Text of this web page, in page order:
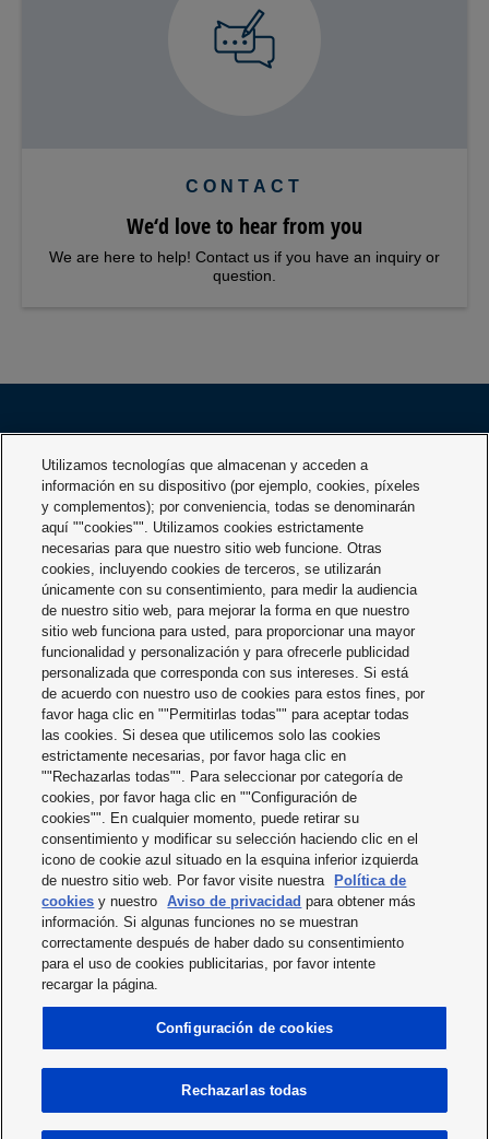
CONTACT
We‘d love to hear from you
We are here to help! Contact us if you have an inquiry or
question.
PRODUCTOS INDUSTRIES
EMPRESA SERVICIO
DESCARGAS CONTACTO
Términos y condiciones
Aviso legal
Aviso de Privacidad
Política de Cookies
Declaración sobre la Esclavitud Moderna
Condiciones del servicio
Utilizamos tecnologías que almacenan y acceden a
información en su dispositivo (por ejemplo, cookies, píxeles
y complementos); por conveniencia, todas se denominarán
aquí ""cookies"". Utilizamos cookies estrictamente
necesarias para que nuestro sitio web funcione. Otras
cookies, incluyendo cookies de terceros, se utilizarán
únicamente con su consentimiento, para medir la audiencia
de nuestro sitio web, para mejorar la forma en que nuestro
sitio web funciona para usted, para proporcionar una mayor
funcionalidad y personalización y para ofrecerle publicidad
personalizada que corresponda con sus intereses. Si está
de acuerdo con nuestro uso de cookies para estos fines, por
favor haga clic en ""Permitirlas todas"" para aceptar todas
las cookies. Si desea que utilicemos solo las cookies
estrictamente necesarias, por favor haga clic en
""Rechazarlas todas"". Para seleccionar por categoría de
cookies, por favor haga clic en ""Configuración de
cookies"". En cualquier momento, puede retirar su
consentimiento y modificar su selección haciendo clic en el
icono de cookie azul situado en la esquina inferior izquierda
de nuestro sitio web. Por favor visite nuestra
Política de
cookies y nuestro Aviso de privacidad para obtener más
información. Si algunas funciones no se muestran
correctamente después de haber dado su consentimiento
para el uso de cookies publicitarias, por favor intente
recargar la página.
Configuración de cookies
Rechazarlas todas